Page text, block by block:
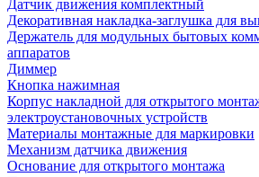
Датчик движения комплектный
Декоративная накладка-заглушка для
Держатель для модульных бытовых
аппаратов
Диммер
Кнопка нажимная
Корпус накладной для открытого
электроустановочных устройств
Материалы монтажные для маркировки
Механизм датчика движения
Основание для открытого монтажа